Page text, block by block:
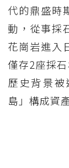
代的鼎盛時
動，從事採
花崗岩進入
僅存2座採
歷史背景
島」構成資